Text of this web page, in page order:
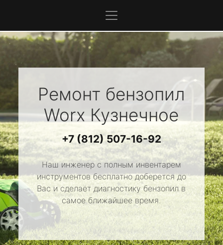
Ремонт бензопил
WorxКузнечное
+7 (812) 507-16-92
Наш инженер с полным инвентарем
инструментов бесплатно доберется до
Вас и сделает диагностику бензопил в
самое ближайшее время.